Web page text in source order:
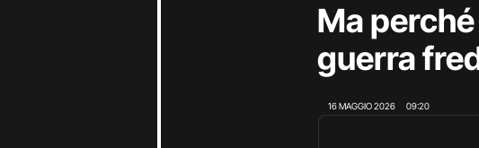
Ma
guerra
16 MAGGIO 2026 09:20